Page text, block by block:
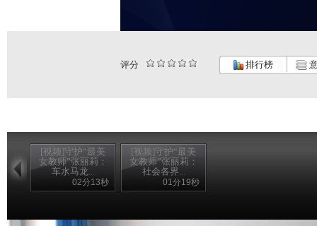
评分 排行榜
[视频]守护“最美
女教师”张丽莉：
车水马龙...
02分13秒
[视频]守护“最美
女教师”张丽莉：
社会各界...
01分19秒